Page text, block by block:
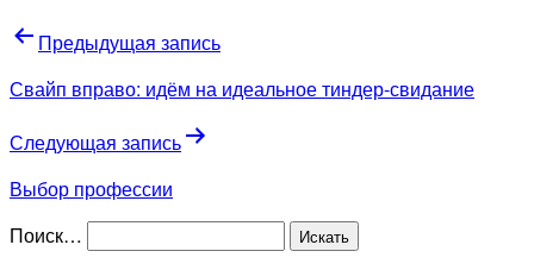
Предыдущая запись
Свайп вправо: идём на идеальное тиндер-свидание
Следующая запись
Выбор профессии
Поиск…